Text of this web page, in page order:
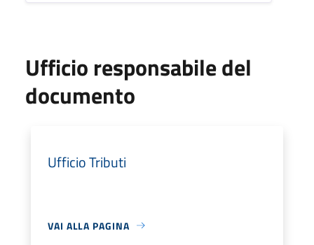
Ufficio responsabile del
documento
Ufficio Tributi
VAI ALLA PAGINA